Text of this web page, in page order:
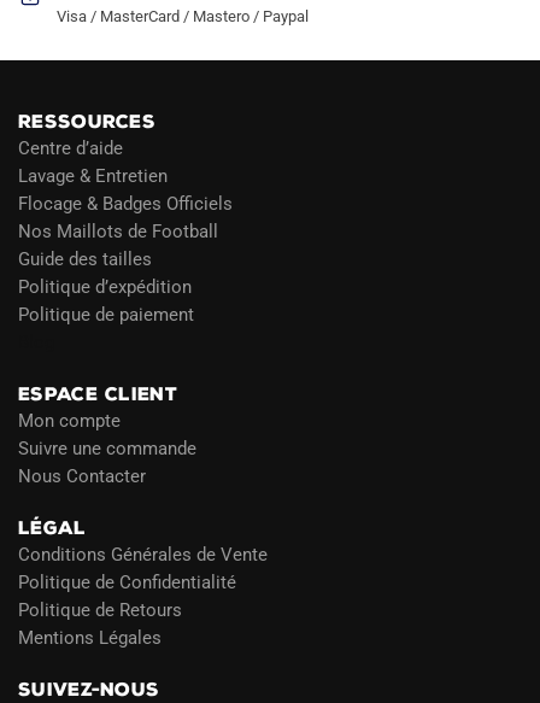
Visa / MasterCard / Mastero / Paypal
RESSOURCES
Centre d’aide
Lavage & Entretien
Flocage & Badges Officiels
Nos Maillots de Football
Guide des tailles
Politique d’expédition
Politique de paiement
ESPACE CLIENT
Mon compte
Suivre une commande
Nous Contacter
LÉGAL
Conditions Générales de Vente
Politique de Confidentialité
Politique de Retours
Mentions Légales
SUIVEZ-NOUS